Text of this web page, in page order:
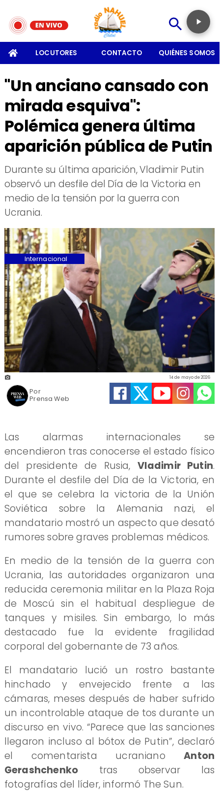
LOCUTORES CONTACTO QUIÉNES SOMOS
"Un anciano cansado con
mirada esquiva":
Polémica genera última
aparición pública de Putin
Durante su última aparición, Vladimir Putin
observó un desfile del Día de la Victoria en
medio de la tensión por la guerra con
Ucrania.
Prensa Web
14 de mayo de 2026
Internacional
Por
Las alarmas internacionales se
encendieron tras conocerse el estado físico
del presidente de Rusia, Vladimir Putin.
Durante el desfile del Día de la Victoria, en
el que se celebra la victoria de la Unión
Soviética sobre la Alemania nazi, el
mandatario mostró un aspecto que desató
rumores sobre graves problemas médicos.
En medio de la tensión de la guerra con
Ucrania, las autoridades organizaron una
reducida ceremonia militar en la Plaza Roja
de Moscú sin el habitual despliegue de
tanques y misiles. Sin embargo, lo más
destacado fue la evidente fragilidad
corporal del gobernante de 73 años.
El mandatario lució un rostro bastante
hinchado y envejecido frente a las
cámaras, meses después de haber sufrido
un incontrolable ataque de tos durante un
discurso en vivo. “Parece que las sanciones
llegaron incluso al bótox de Putin”, declaró
el comentarista ucranianoAnton
Gerashchenko tras observar las
fotografías del líder, informó The Sun.